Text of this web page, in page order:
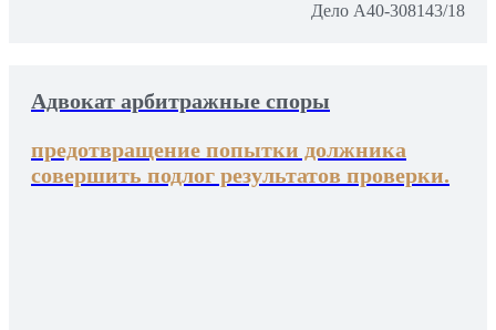
Дело А40-308143/18
Адвокат арбитражные споры
предотвращение попытки должника
совершить подлог результатов проверки.